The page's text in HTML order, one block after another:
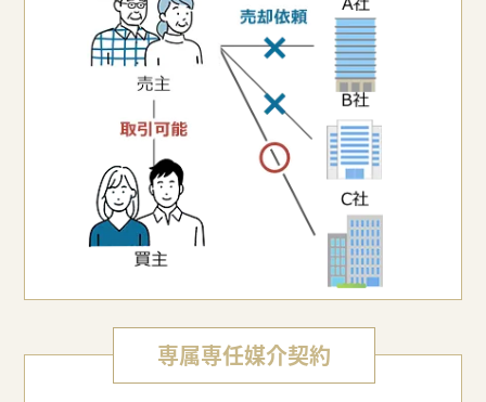
専属専任媒介契約